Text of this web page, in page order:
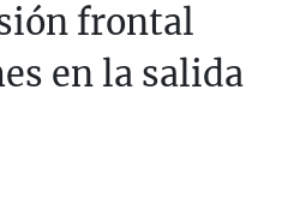
frontal
en la salida